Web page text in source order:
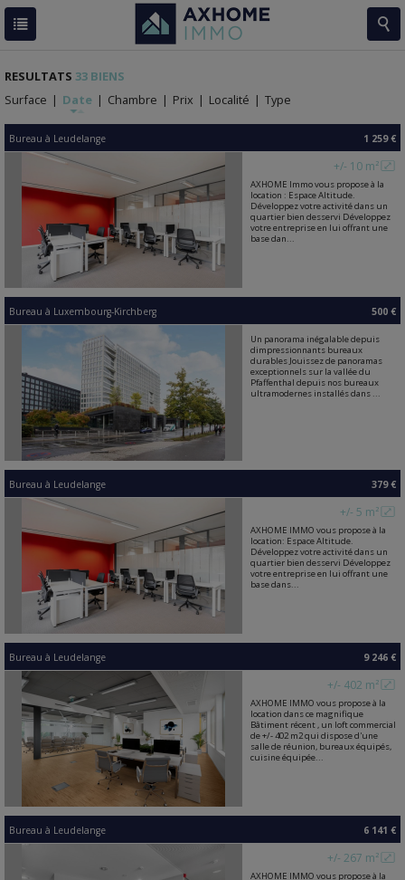
RESULTATS 33 BIENS
Surface | Date | Chambre | Prix | Localité | Type
Bureau à Leudelange 1 259 €
+/- 10 m²
AXHOME Immo vous propose à la
location : Espace Altitude.
Développez votre activité dans un
quartier bien desservi Développez
votre entreprise en lui offrant une
base dan...
Bureau à Luxembourg-Kirchberg 500 €
Un panorama inégalable depuis
dimpressionnants bureaux
durables Jouissez de panoramas
exceptionnels sur la vallée du
Pfaffenthal depuis nos bureaux
ultramodernes installés dans ...
Bureau à Leudelange 379 €
+/- 5 m²
AXHOME IMMO vous propose à la
location: Espace Altitude.
Développez votre activité dans un
quartier bien desservi Développez
votre entreprise en lui offrant une
base dans...
Bureau à Leudelange 9 246 €
+/- 402 m²
AXHOME IMMO vous propose à la
location dans ce magnifique
Bâtiment récent , un loft commercial
de +/- 402 m2 qui dispose d'une
salle de réunion, bureaux équipés,
cuisine équipée...
Bureau à Leudelange 6 141 €
+/- 267 m²
AXHOME IMMO vous propose à la